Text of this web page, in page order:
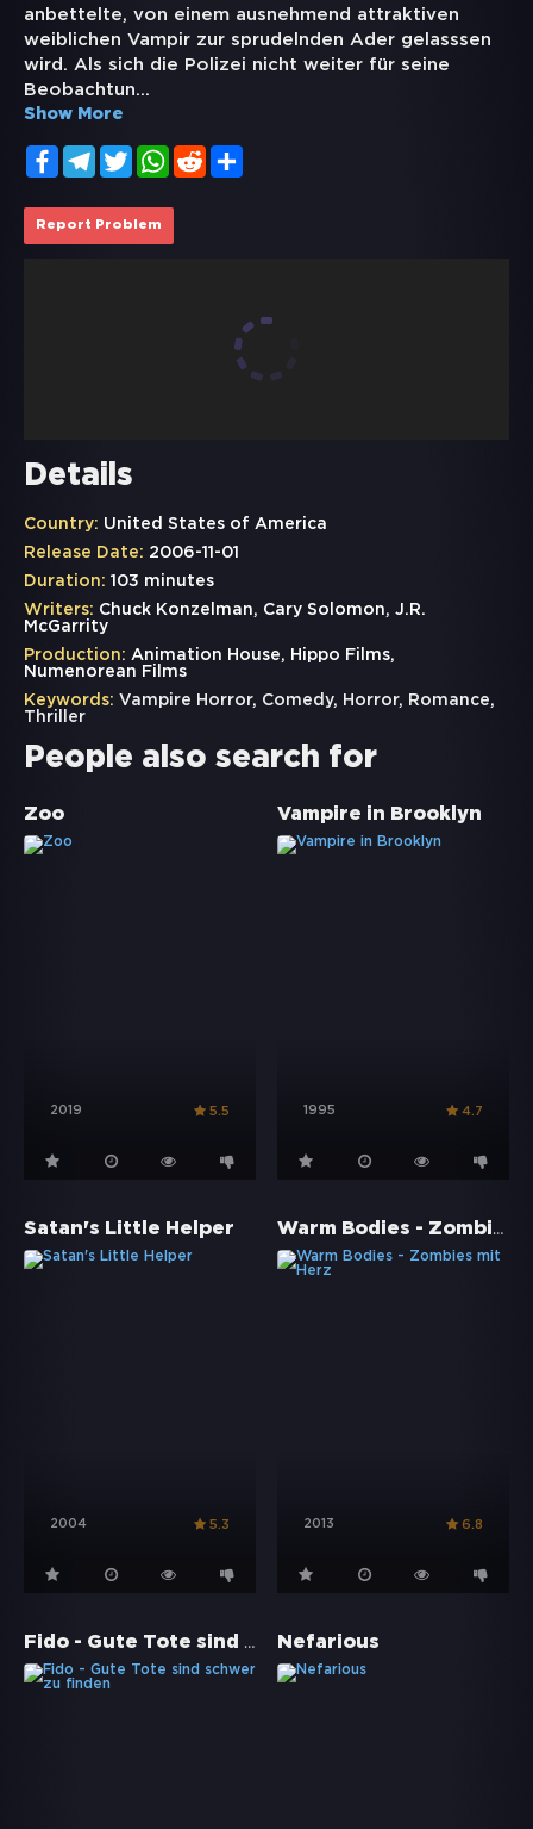
anbettelte, von einem ausnehmend attraktiven
weiblichen Vampir zur sprudelnden Ader gelasssen
wird. Als sich die Polizei nicht weiter für seine
Beobachtun...
Show More
FacebookTelegramTwitterWhatsApp
Reddit
Report Problem
Details
Country: United States of America
Release Date: 2006-11-01
Duration: 103 minutes
Writers: Chuck Konzelman, Cary Solomon, J.R.
McGarrity
Production: Animation House, Hippo Films,
Numenorean Films
Keywords: Vampire Horror, Comedy, Horror, Romance,
Thriller
People also search for
Zoo
2019 5.5
Vampire in Brooklyn
1995 4.7
Satan's Little Helper
2004 5.3
Warm Bodies - Zombies mit Herz
2013 6.8
Fido - Gute Tote sind schwer zu finden Nefarious